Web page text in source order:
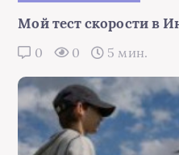
Мой тест скорости в
0 0 5 мин.